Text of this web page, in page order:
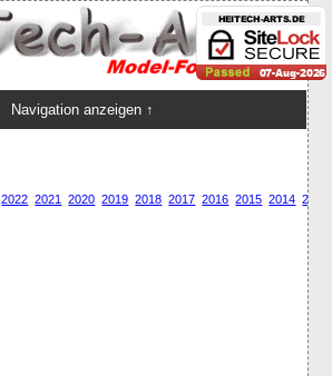
Navigation anzeigen ↑
2022 2021 2020 2019 2018 2017 2016 2015 2014 2013